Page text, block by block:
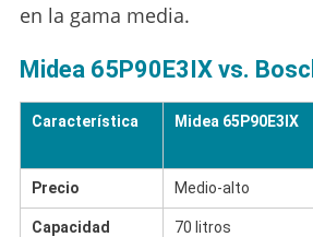
en la gama media.
Midea 65P90E3IX vs.
Característica Midea 65P90E3IX
Precio Medio-alto
Capacidad 70 litros